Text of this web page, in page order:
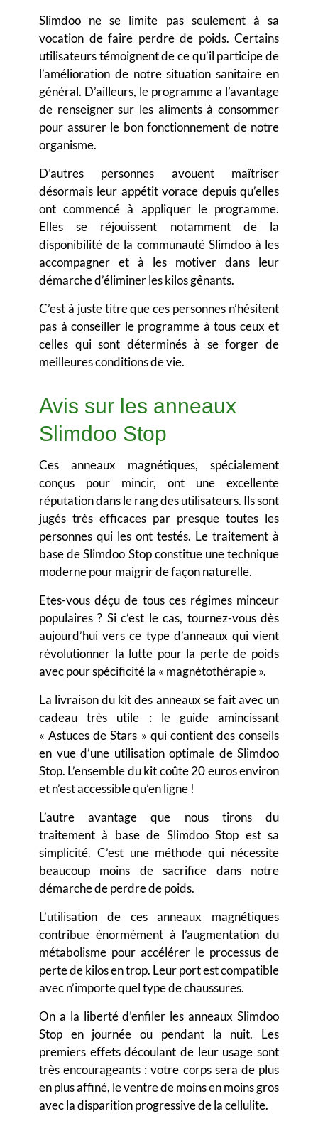
Slimdoo ne se limite pas seulement à sa
vocation de faire perdre de poids. Certains
utilisateurs témoignent de ce qu’il participe de
l’amélioration de notre situation sanitaire en
général. D’ailleurs, le programme a l’avantage
de renseigner sur les aliments à consommer
pour assurer le bon fonctionnement de notre
organisme.
D’autres personnes avouent maîtriser
désormais leur appétit vorace depuis qu’elles
ont commencé à appliquer le programme.
Elles se réjouissent notamment de la
disponibilité de la communauté Slimdoo à les
accompagner et à les motiver dans leur
démarche d’éliminer les kilos gênants.
C’est à juste titre que ces personnes n’hésitent
pas à conseiller le programme à tous ceux et
celles qui sont déterminés à se forger de
meilleures conditions de vie.
Avis sur les anneaux
Slimdoo Stop
Ces anneaux magnétiques, spécialement
conçus pour mincir, ont une excellente
réputation dans le rang des utilisateurs. Ils sont
jugés très efficaces par presque toutes les
personnes qui les ont testés. Le traitement à
base de Slimdoo Stop constitue une technique
moderne pour maigrir de façon naturelle.
Etes-vous déçu de tous ces régimes minceur
populaires ? Si c’est le cas, tournez-vous dès
aujourd’hui vers ce type d’anneaux qui vient
révolutionner la lutte pour la perte de poids
avec pour spécificité la « magnétothérapie ».
La livraison du kit des anneaux se fait avec un
cadeau très utile : le guide amincissant
« Astuces de Stars » qui contient des conseils
en vue d’une utilisation optimale de Slimdoo
Stop. L’ensemble du kit coûte 20 euros environ
et n’est accessible qu’en ligne !
L’autre avantage que nous tirons du
traitement à base de Slimdoo Stop est sa
simplicité. C’est une méthode qui nécessite
beaucoup moins de sacrifice dans notre
démarche de perdre de poids.
L’utilisation de ces anneaux magnétiques
contribue énormément à l’augmentation du
métabolisme pour accélérer le processus de
perte de kilos en trop. Leur port est compatible
avec n’importe quel type de chaussures.
On a la liberté d’enfiler les anneaux Slimdoo
Stop en journée ou pendant la nuit. Les
premiers effets découlant de leur usage sont
très encourageants : votre corps sera de plus
en plus affiné, le ventre de moins en moins gros
avec la disparition progressive de la cellulite.